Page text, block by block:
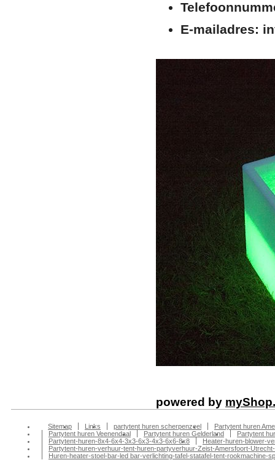
E-mailadres:
powered by
Sitemap Links partytent huren scherpenzeel
Partytent huren
Partytent huren Veenendaal
Partytent huren Gelderland
Partytent
Partytent-huren-8x4-6x4-3x3-6x3-4x3-6x6-8x8
Heater-huren-blower-
Partytent-huren-verhuur-tent-huren-partyverhuur-Zeist-Amersfoort-
Huren-heater-stoel-bar-led bar-verlichting-tafel-statafel-tent-